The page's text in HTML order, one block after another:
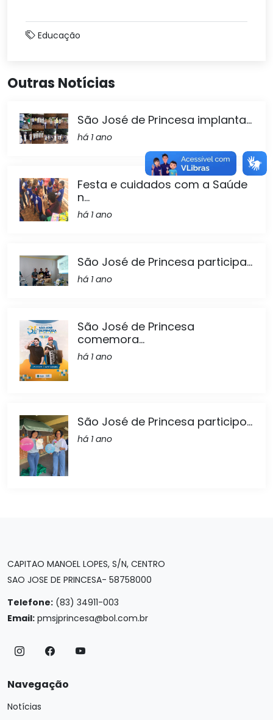
Educação
Outras Notícias
São José de Princesa implanta...
há 1 ano
Festa e cuidados com a Saúde
n...
há 1 ano
São José de Princesa participa...
há 1 ano
São José de Princesa
comemora...
há 1 ano
São José de Princesa participo...
há 1 ano
CAPITAO MANOEL LOPES, S/N, CENTRO
SAO JOSE DE PRINCESA- 58758000
Telefone: (83) 34911-003
Email: pmsjprincesa@bol.com.br
Navegação
Notícias